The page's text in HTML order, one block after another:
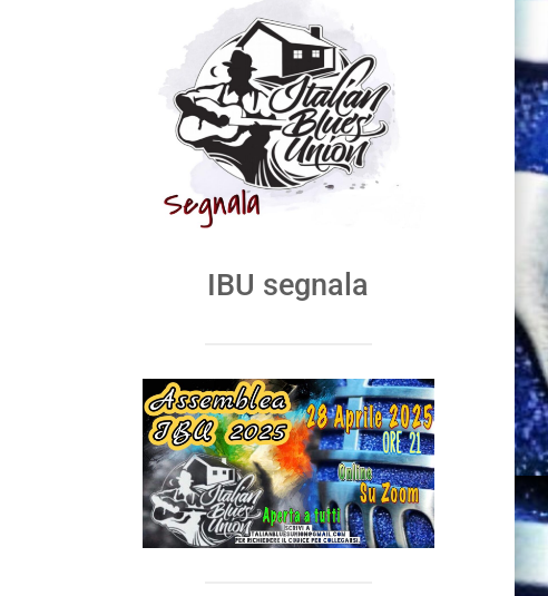
IBU segnala